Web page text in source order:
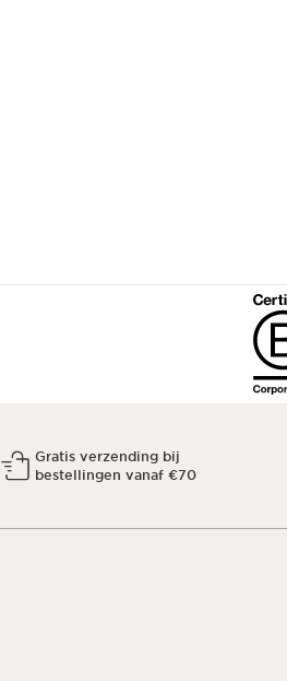
Gratis verzending bij
bestellingen vanaf €70